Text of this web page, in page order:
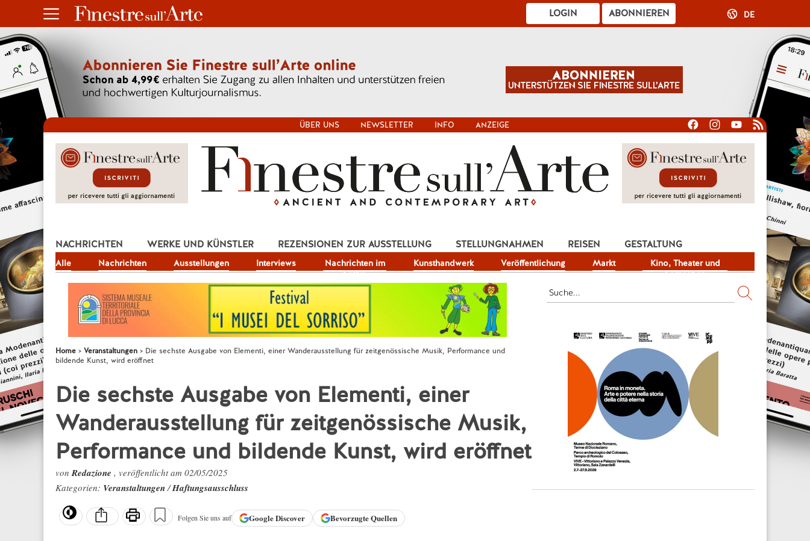
ABONNIEREN
LOGIN DE
ÜBER UNS NEWSLETTER INFO ANZEIGE
NACHRICHTEN
Alle Nachrichten Ausstellungen Interviews
Nachrichten im
Fokus
Kunsthandwerk Veröffentlichung Markt
Kino, Theater und
Fernsehen
WERKE UND KÜNSTLER REZENSIONEN ZUR AUSSTELLUNG STELLUNGNAHMEN REISEN
GESTALTUNG
JOB
Home Veranstaltungen
Die sechste Ausgabe von Elementi, einer Wanderausstellung für zeitgenössische Musik, Performance und
bildende Kunst, wird eröffnet
Die sechste Ausgabe von Elementi, einer
Wanderausstellung für zeitgenössische Musik,
Performance und bildende Kunst, wird eröffnet
vonRedazione , veröffentlicht am 02/05/2025
Kategorien: Veranstaltungen/Haftungsausschluss
Folgen Sie uns auf GoogleDiscover Bevorzugte Quellen